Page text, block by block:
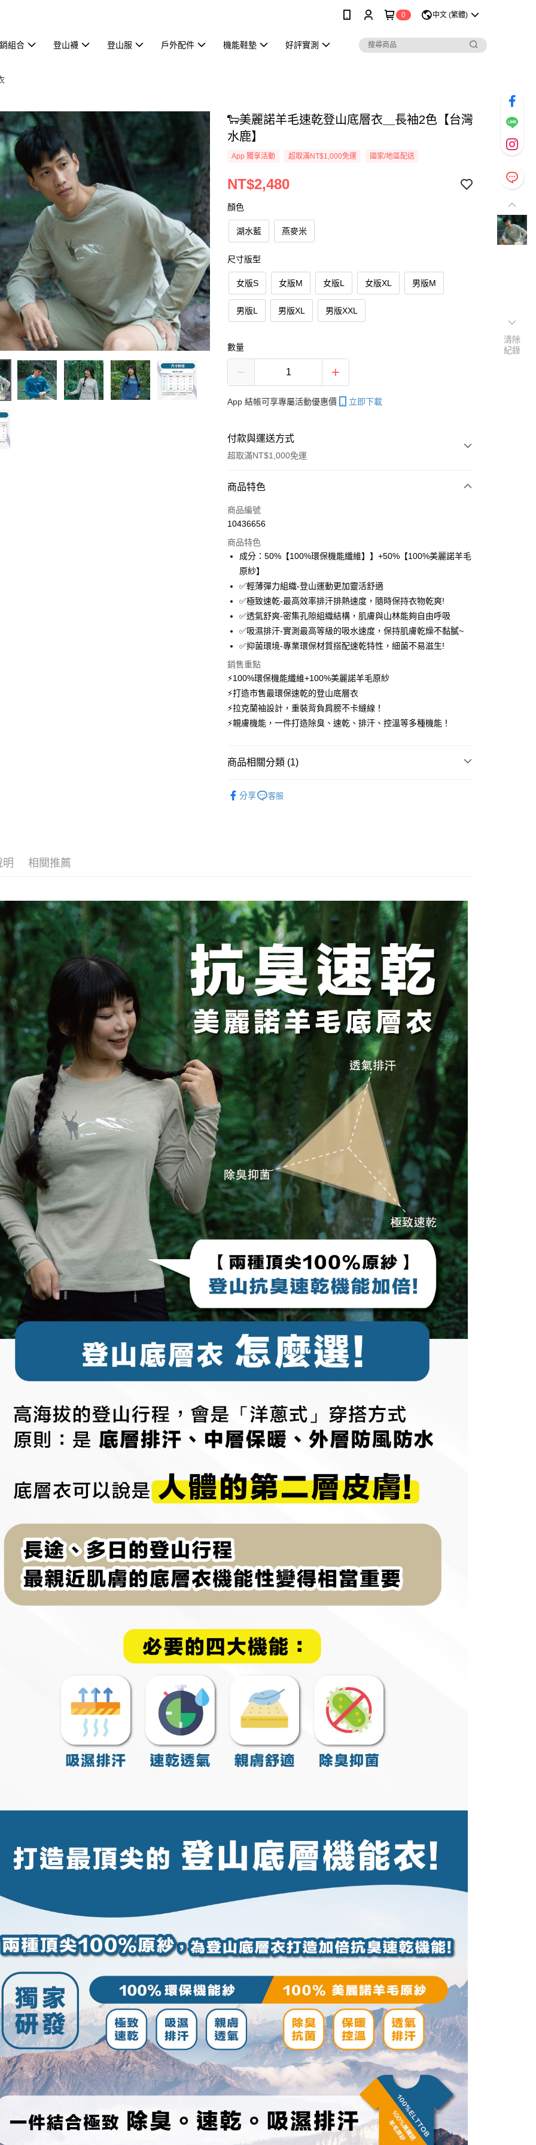
0 中文 (繁體)
組合 登山襪 登山服 戶外配件 機能鞋墊 好評實測
🐑美麗諾羊毛速乾登山底層衣＿長袖2色【台灣
水鹿】
App 獨享活動 超取滿NT$1,000免運 國家/地區配送
NT$2,480
顏色
湖水藍 燕麥米
尺寸版型
女版S 女版M 女版L 女版XL 男版M
男版L 男版XL 男版XXL
數量
App 結帳可享專屬活動優惠價 立即下載
付款與運送方式
超取滿NT$1,000免運
付款方式
信用卡一次付款
3 期 0 利率 每期 NT$826 21家銀行
合作金庫商業銀行
華南商業銀行
彰化商業銀行
國泰世華商業銀行
兆豐國際商業銀行
臺灣中小企業銀行
台中商業銀行
匯豐（台灣）商業銀行
華泰商業銀行
聯邦商業銀行
遠東國際商業銀行
玉山商業銀行
台新國際商業銀行
中國信託商業銀行
台灣樂天信用卡公司
6 期 0 利率 每期
合作金庫商業銀行
第一商業銀行
華南商業銀行
彰化商業銀行
上海商業儲蓄銀行
台北富邦商業銀行
臺灣中小企業銀行
台中商業銀行
匯豐（台灣）商業銀行
華泰商業銀行
聯邦商業銀行
元大商業銀行
永豐商業銀行
台新國際商業銀行
台灣樂天信用卡公司
12 期 0 利率 每期NT$206
合作金庫商業銀行
第一商業銀行
華南商業銀行
彰化商業銀行
上海商業儲蓄銀行
台北富邦商業銀行
國泰世華商業銀行
兆豐國際商業銀行
匯豐（台灣）商業銀行
聯邦商業銀行
遠東國際商業銀行
元大商業銀行
玉山商業銀行
星展（台灣）商業銀行
台灣樂天信用卡公司
24 期 0 利率 每期NT$103 20家銀行
合作金庫商業銀行
第一商業銀行
華南商業銀行
彰化商業銀行
上海商業儲蓄銀行
台北富邦商業銀行
兆豐國際商業銀行
台中商業銀行
華泰商業銀行
聯邦商業銀行
遠東國際商業銀行
永豐商業銀行
玉山商業銀行
星展（台灣）商業銀行
台新國際商業銀行
LINE Pay
Apple Pay
悠遊付
大哥付你分期
相關說明
2.付款方式選擇「大哥付你分期」，訂單成立後會自動跳轉到大哥付的交易
3.實際核准額度、可分期數及費用金額請依後續交易確認頁面所載為準。
4.訂單成立30分鐘內，如未前往確認交易或遇審核未通過，訂單將自動取
【注意事項】
1.本服務係由「台灣大哥大股份有限公司」（以下簡稱本公司）所提供，讓
用戶於交易時，得透過本服務購買商品或服務，並由商店將買賣／分期付
款買賣價金債權讓與本公司後，依約使用本公司帳單繳交帳款。
2.基於同意付款使用「大哥付你分期」之契約關係目的，商店將以您的個人
資料（包含姓名、電話或地址）提供予台灣大哥大進項蒐集、處理及利
用，由本公司與您本人進行分期帳單所需資料之確認、核對及更正。
3.完整用戶服務條款，請詳閱以下連結：https://oppay.tw/userRule
相關說明
便利好安心！
／ATM／網路銀行／等多元方式進行付款，方視為交易完成。
※ 請注意：結帳手續完成當下不需立刻繳費，但若您需要取消訂單，請聯
絡購買商品的店家。未經商家同意取消之訂單仍視為有效，需透過AFTEE
先享後付繳納相關費用。
※ 交易是否成功請以「AFTEE先享後付 」之結帳頁面顯示為準，若有關於
是否繳費成功／繳費後需取消欲退款等相關疑問，請聯繫「AFTEE先享後
付客戶支援中心」https://netprotections.freshdesk.com/support/home
【注意事項】
１．透過由恩沛科技股份有限公司提供之「AFTEE先享後付」服務完成之
交易，需依本服務之必要範圍內提供個人資料，並將交易相關給付款項請
求債權轉讓予恩沛科技股份有限公司。
２．關於個人資料處理事宜，請瀏覽以下網址：
https://aftee.tw/terms/#terms3
３．未成年的使用者請事先徵得法定代理人或監護人之同意方可使用
「AFTEE先享後付」，若未經同意申辦者引起之損失，本公司不負相關責
任。
４．使用「AFTEE先享後付」時，將依據個別帳號之用戶狀況，依本公司
即時審查核予不同之上限額度；若仍有額度不足之情形，本公司將視審查
結果請求用戶進行身份認證。
５．嚴禁一人註冊多個帳號或使用他人資訊註冊。若發現惡意使用之情
形，恩沛科技股份有限公司將有權停止該用戶之使用額度並採取法律行
動。
7-11取貨付款
每筆NT$100，滿NT$1,000(含以上)免運費
付款後7-11取貨
每筆NT$100，滿NT$1,000(含以上)免運費
宅配
每筆NT$100，滿NT$1,000(含以上)免運費
順豐 查看運費
商品特色
商品編號
10436656
商品特色
成分：50%【100%環保機能纖維】】+50%【100%美麗諾羊毛
原紗】
✅輕薄彈力組織-登山運動更加靈活舒適
✅極致速乾-最高效率排汗排熱速度，隨時保持衣物乾爽!
✅透氣舒爽-密集孔隙組織結構，肌膚與山林能夠自由呼吸
✅吸濕排汗-實測最高等級的吸水速度，保持肌膚乾燥不黏膩~
✅抑菌環境-專業環保材質搭配速乾特性，細菌不易滋生!
銷售重點
⚡100%環保機能纖維+100%美麗諾羊毛原紗
⚡打造市售最環保速乾的登山底層衣
⚡拉克蘭袖設計，重裝背負肩膀不卡縫線！
⚡親膚機能，一件打造除臭、速乾、排汗、控溫等多種機能！
商品相關分類 (1)
分享
客服
明 相關推薦
清除
紀錄